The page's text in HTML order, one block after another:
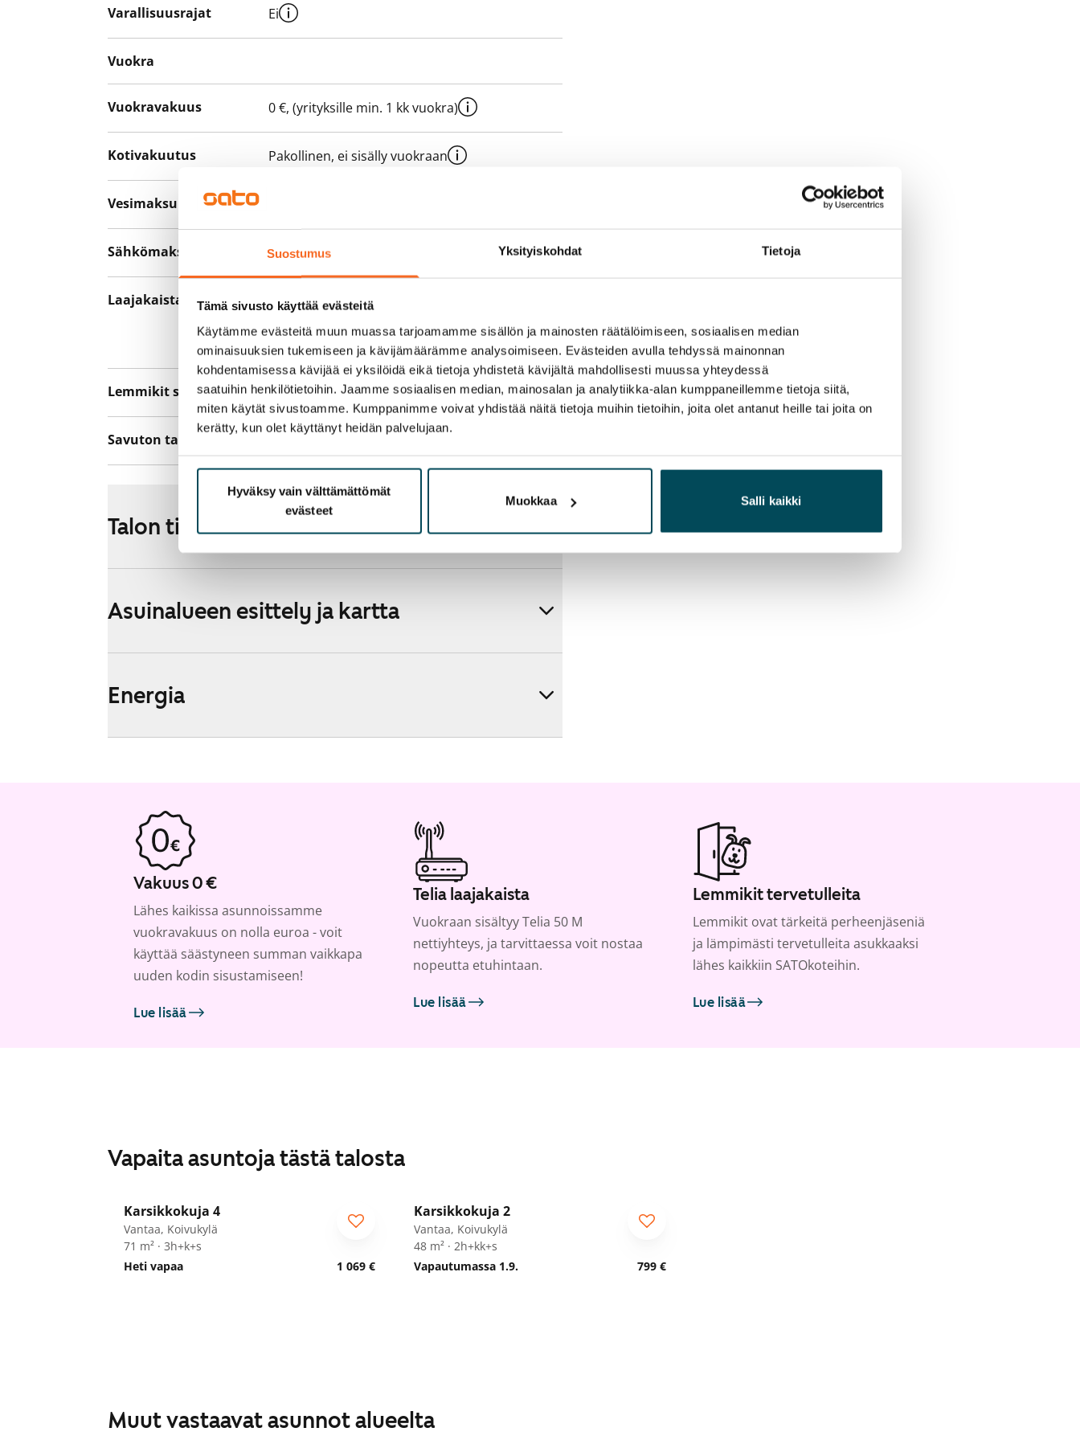
Suostumus Yksityiskohdat Tietoja
Tämä sivusto käyttää evästeitä
Käytämme evästeitä muun muassa tarjoamamme sisällön ja mainosten räätälöimiseen, sosiaalisen median
ominaisuuksien tukemiseen ja kävijämäärämme analysoimiseen. Evästeiden avulla tehdyssä mainonnan
kohdentamisessa kävijää ei yksilöidä eikä tietoja yhdistetä kävijältä mahdollisesti muussa yhteydessä
saatuihin henkilötietoihin. Jaamme sosiaalisen median, mainosalan ja analytiikka-alan kumppaneillemme tietoja siitä,
miten käytät sivustoamme. Kumppanimme voivat yhdistää näitä tietoja muihin tietoihin, joita olet antanut heille tai joita on
kerätty, kun olet käyttänyt heidän palvelujaan.
Hyväksy vain välttämättömät
evästeet
Muokkaa Salli kaikki
Varallisuusrajat Ei
Vuokra
Vuokravakuus 0 €, (yrityksille min. 1 kk vuokra)
Kotivakuutus Pakollinen, ei sisälly vuokraan
Vesimaksu
Sähkömaksu Vuokralainen solmii itse sähkösopimuksen.
Laajakaista
Vuokraan sisältyy 50 M laajakaistaliittymä. Voit
hankkia lisänopeutta etuhintaan ottamalla
yhteyttä operaattoriin Telia.
Lemmikit sallittu Kyllä
Savuton talo
Talon tiedot
Asuinalueen esittely ja kartta
Energia
Vakuus 0 €
Lähes kaikissa asunnoissamme
vuokravakuus on nolla euroa - voit
käyttää säästyneen summan vaikkapa
uuden kodin sisustamiseen!
Lue lisää
Telia laajakaista
Vuokraan sisältyy Telia 50 M
nettiyhteys, ja tarvittaessa voit nostaa
nopeutta etuhintaan.
Lue lisää
Lemmikit tervetulleita
Lemmikit ovat tärkeitä perheenjäseniä
ja lämpimästi tervetulleita asukkaaksi
lähes kaikkiin SATOkoteihin.
Lue lisää
Vapaita asuntoja tästä talosta
Karsikkokuja 4
Vantaa, Koivukylä
71 m² · 3h+k+s
Heti vapaa
1 069 €
Karsikkokuja 2
Vantaa, Koivukylä
48 m² · 2h+kk+s
Vapautumassa 1.9.
799 €
Muut vastaavat asunnot alueelta